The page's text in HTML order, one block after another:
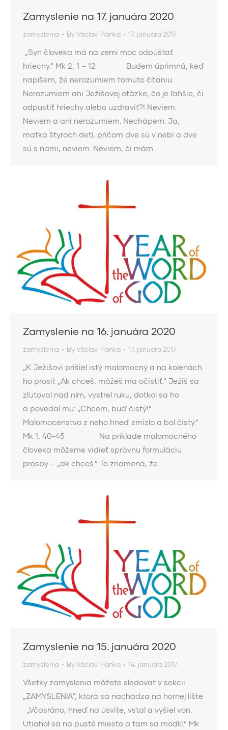
Zamyslenie na 17. januára 2020
zamyslenia ByVáclav Plánka 17. januára 2017
„Syn človeka má na zemi moc odpúšťať
hriechy.“ Mk 2, 1 – 12 Budem úprimná, keď
napíšem, že nerozumiem tomuto čítaniu.
Nerozumiem ani Ježišovej otázke, čo je ľahšie, či
odpustiť hriechy alebo uzdraviť?! Neviem.
Neviem a ani nerozumiem. Nechápem. Ja,
matka štyroch detí, pričom dve sú v nebi a dve
sú s nami, neviem. Neviem, či mám…
Zamyslenie na 16. januára 2020
zamyslenia ByVáclav Plánka 17. januára 2017
„K Ježišovi prišiel istý malomocný a na kolenách
ho prosil: „Ak chceš, môžeš ma očistiť.“ Ježiš sa
zľutoval nad ním, vystrel ruku, dotkol sa ho
a povedal mu: „Chcem, buď čistý!“
Malomocenstvo z neho hneď zmizlo a bol čistý.“
Mk 1, 40-45 Na príklade malomocného
človeka môžeme vidieť správnu formuláciu
prosby – „ak chceš.“ To znamená, že…
Zamyslenie na 15. januára 2020
zamyslenia ByVáclav Plánka 14. januára 2017
Všetky zamyslenia môžete sledovať v sekcii
„ZAMYSLENIA“, ktorá sa nachádza na hornej lište
„Včasráno, hneď na úsvite, vstal a vyšiel von.
Utiahol sa na pusté miesto a tam sa modlil.“ Mk